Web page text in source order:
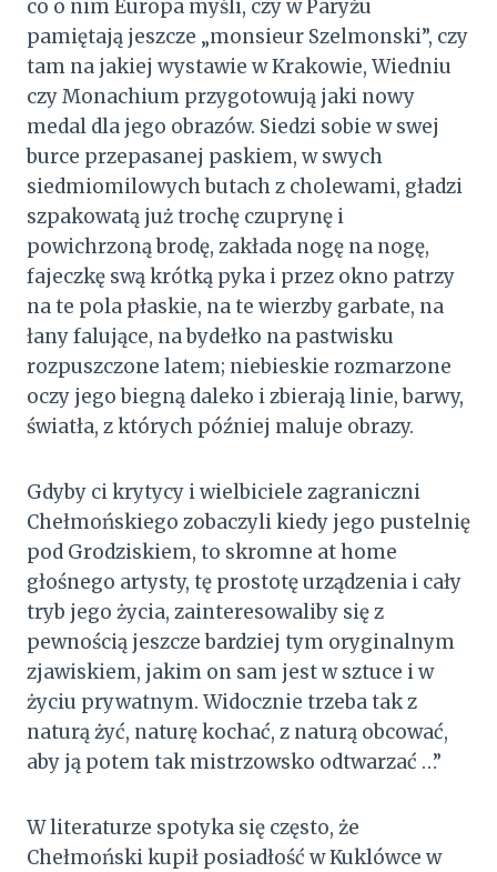
co o nim Europa myśli, czy w Paryżu
pamiętają jeszcze „monsieur Szelmonski”, czy
tam na jakiej wystawie w Krakowie, Wiedniu
czy Monachium przygotowują jaki nowy
medal dla jego obrazów. Siedzi sobie w swej
burce przepasanej paskiem, w swych
siedmiomilowych butach z cholewami, gładzi
szpakowatą już trochę czuprynę i
powichrzoną brodę, zakłada nogę na nogę,
fajeczkę swą krótką pyka i przez okno patrzy
na te pola płaskie, na te wierzby garbate, na
łany falujące, na bydełko na pastwisku
rozpuszczone latem; niebieskie rozmarzone
oczy jego biegną daleko i zbierają linie, barwy,
światła, z których później maluje obrazy.
Gdyby ci krytycy i wielbiciele zagraniczni
Chełmońskiego zobaczyli kiedy jego pustelnię
pod Grodziskiem, to skromne at home
głośnego artysty, tę prostotę urządzenia i cały
tryb jego życia, zainteresowaliby się z
pewnością jeszcze bardziej tym oryginalnym
zjawiskiem, jakim on sam jest w sztuce i w
życiu prywatnym. Widocznie trzeba tak z
naturą żyć, naturę kochać, z naturą obcować,
aby ją potem tak mistrzowsko odtwarzać …”
W literaturze spotyka się często, że
Chełmoński kupił posiadłość w Kuklówce w